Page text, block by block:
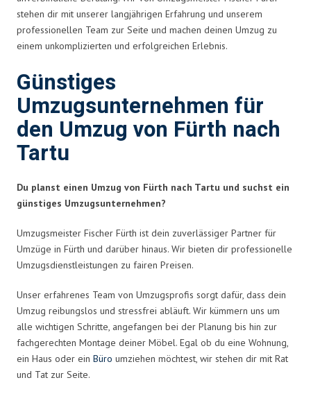
stehen dir mit unserer langjährigen Erfahrung und unserem
professionellen Team zur Seite und machen deinen Umzug zu
einem unkomplizierten und erfolgreichen Erlebnis.
Günstiges
Umzugsunternehmen für
den Umzug von Fürth nach
Tartu
Du planst einen Umzug von Fürth nach Tartu und suchst ein
günstiges Umzugsunternehmen?
Umzugsmeister Fischer Fürth ist dein zuverlässiger Partner für
Umzüge in Fürth und darüber hinaus. Wir bieten dir professionelle
Umzugsdienstleistungen zu fairen Preisen.
Unser erfahrenes Team von Umzugsprofis sorgt dafür, dass dein
Umzug reibungslos und stressfrei abläuft. Wir kümmern uns um
alle wichtigen Schritte, angefangen bei der Planung bis hin zur
fachgerechten Montage deiner Möbel. Egal ob du eine Wohnung,
ein Haus oder ein Büro umziehen möchtest, wir stehen dir mit Rat
und Tat zur Seite.